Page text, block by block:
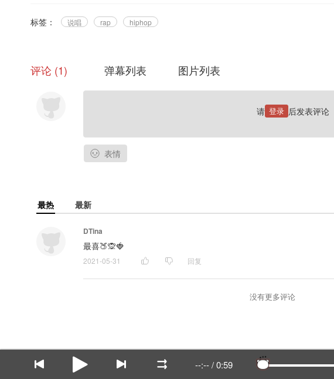
标签： 说唱 rap hiphop
评论 1 弹幕列表 图片列表
请 登录 后发表评论
表情
最热 最新
DTina
最喜🍑🙊🍓
2021-05-31 回复
没有更多评论
--:--/0:59